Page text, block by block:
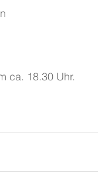
ca. 18.30 Uhr.